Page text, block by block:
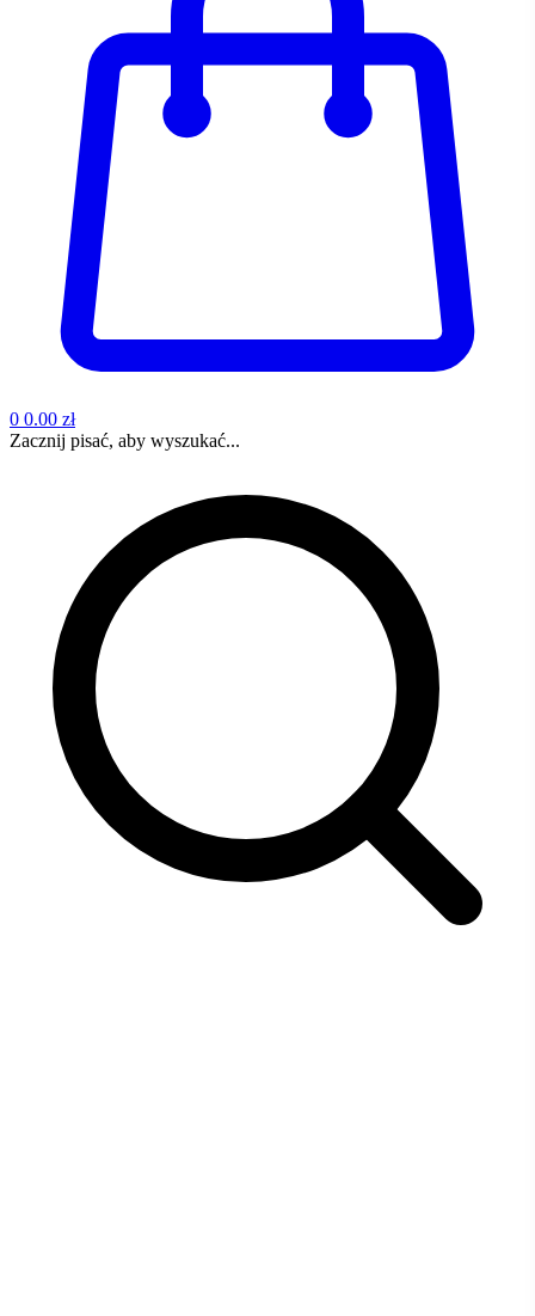
0 0.00 zł
Zacznij pisać, aby wyszukać...